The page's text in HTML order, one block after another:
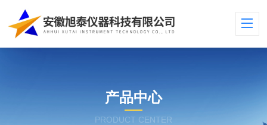
产品中心
PRODUCT CENTER